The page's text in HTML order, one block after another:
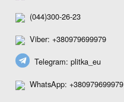
(044)300-26-23
Viber: +380979699979
Telegram: plitka_eu
WhatsApp: +380979699979